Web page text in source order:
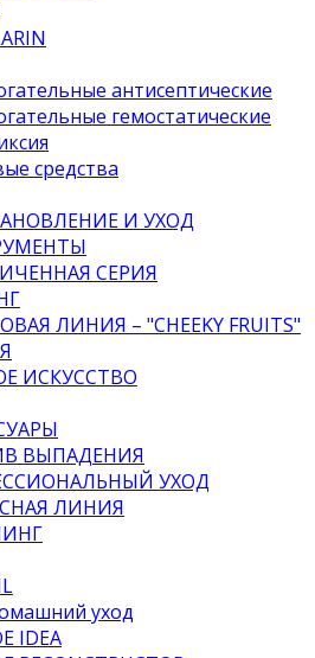
антисептические
гемостатические
средства
И УХОД
СЕРИЯ
ЛИНИЯ – "CHEEKY FRUITS"
ИСКУССТВО
ВЫПАДЕНИЯ
УХОД
ЛИНИЯ
уход
IDEA